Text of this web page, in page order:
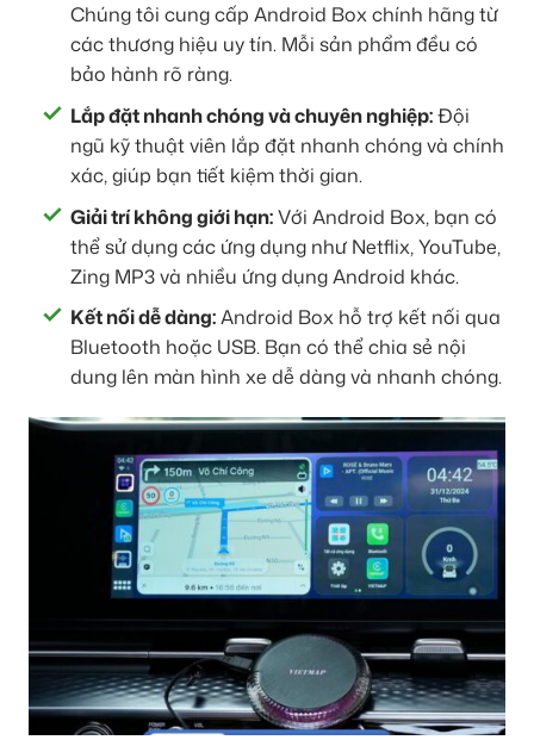
Chúng tôi cung cấp Android Box chính hãng từ
các thương hiệu uy tín. Mỗi sản phẩm đều có
bảo hành rõ ràng.
Lắp đặt nhanh chóng và chuyên nghiệp:Đội
ngũ kỹ thuật viên lắp đặt nhanh chóng và chính
xác, giúp bạn tiết kiệm thời gian.
Giải trí không giới hạn:Với Android Box, bạn có
thể sử dụng các ứng dụng như Netflix, YouTube,
Zing MP3 và nhiều ứng dụng Android khác.
Kết nối dễ dàng:Android Box hỗ trợ kết nối qua
Bluetooth hoặc USB. Bạn có thể chia sẻ nội
dung lên màn hình xe dễ dàng và nhanh chóng.